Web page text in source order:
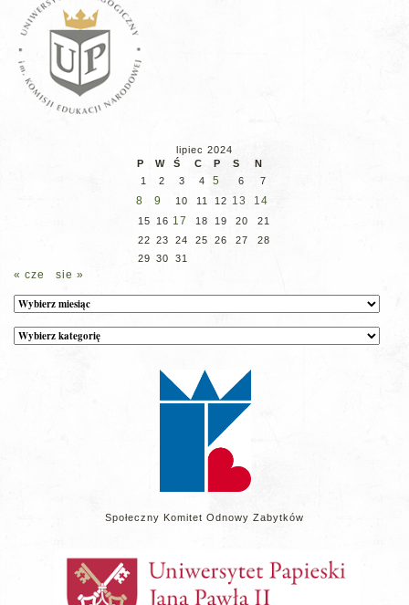
lipiec 2024
P
W Ś C P S
N
1
2 3 4 5 6 7
8 9 10 11 12 13 14
15 16 17 18 19 20
21
22 23 24 25 26 27
28
29 30 31
« cze sie »
Archiwum
Kategorie
wpisów
Społeczny Komitet Odnowy Zabytków